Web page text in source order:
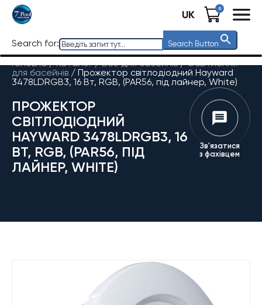
UK 0
Search for: Search Button
Головна / Каталог/Все для басейнів/Освітлення
для басейнів / Прожектор світлодіодний Hayward
3478LDRGB3, 16 Вт, RGB, (PAR56, під лайнер, White)
ПРОЖЕКТОР
СВІТЛОДІОДНИЙ
HAYWARD 3478LDRGB3, 16
ВТ, RGB, (PAR56, ПІД
ЛАЙНЕР, WHITE)
Зв'язатися
з фахівцем